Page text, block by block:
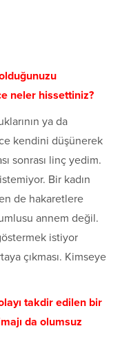
neler hissettiniz?
ya da
kendini düşünerek
sonrası linç yedim.
Bir kadın
de hakaretlere
annem değil.
istiyor
çıkması. Kimseye
takdir edilen bir
da olumsuz